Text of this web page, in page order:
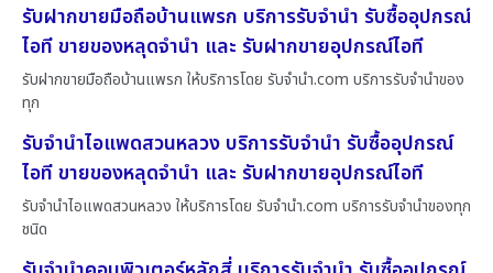
รับฝากขายมือถือบ้านแพรก บริการรับจำนำ รับซื้ออุปกรณ์
ไอที ขายของหลุดจำนำ และ รับฝากขายอุปกรณ์ไอที
รับฝากขายมือถือบ้านแพรก ให้บริการโดย รับจํานํา.com บริการรับจำนำของ
ทุก
รับจำนำไอแพดสวนหลวง บริการรับจำนำ รับซื้ออุปกรณ์
ไอที ขายของหลุดจำนำ และ รับฝากขายอุปกรณ์ไอที
รับจำนำไอแพดสวนหลวง ให้บริการโดย รับจํานํา.com บริการรับจำนำของทุก
ชนิด